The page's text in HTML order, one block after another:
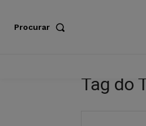
Procurar
Tag do